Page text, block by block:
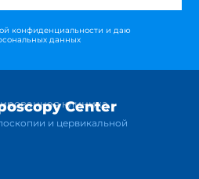
конфиденциальности и даю
данных
Center
клиника
и цервикальной